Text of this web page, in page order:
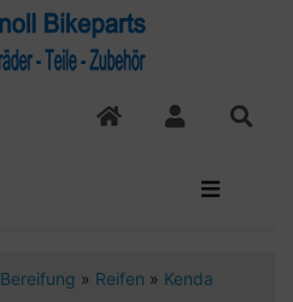
Bereifung » Reifen » Kenda